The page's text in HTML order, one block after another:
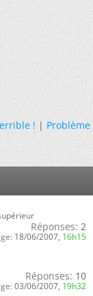
!|Problème
Réponses: 2
18/06/2007, 16h15
Réponses: 10
03/06/2007, 19h32